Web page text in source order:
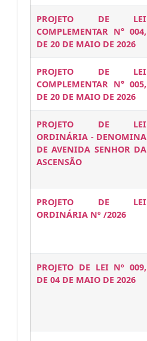
PROJETO DE LEI
COMPLEMENTAR N° 004,
DE 20 DE MAIO DE 2026
PROJETO DE LEI
COMPLEMENTAR N° 005,
DE 20 DE MAIO DE 2026
PROJETO DE LEI
ORDINÁRIA - DENOMINA
DE AVENIDA SENHOR DA
ASCENSÃO
PROJETO DE LEI
ORDINÁRIA Nº /2026
PROJETO DE LEI Nº 009,
DE 04 DE MAIO DE 2026